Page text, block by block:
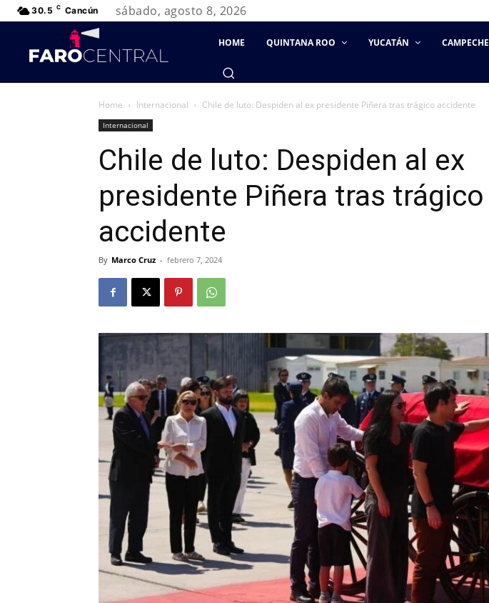
30.5 C Cancún sábado, agosto 8, 2026
HOME QUINTANA ROO YUCATÁN CAMPECHE
Home Internacional Chile de luto: Despiden al ex presidente Piñera tras trágico accidente
Internacional
Chile de luto: Despiden al ex
presidente Piñera tras trágico
accidente
By Marco Cruz - febrero 7, 2024